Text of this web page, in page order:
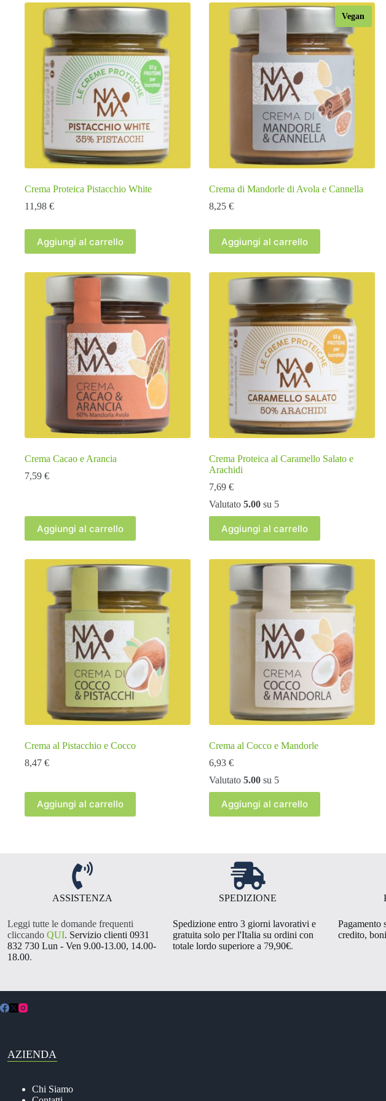
Crema Proteica Pistacchio White
11,98 €
Aggiungi al carrello
Vegan
Crema di Mandorle di Avola e Cannella
8,25 €
Aggiungi al carrello
Crema Cacao e Arancia
7,59 €
Aggiungi al carrello
Crema Proteica al Caramello Salato e
Arachidi
7,69 €
Valutato 5.00su 5
Aggiungi al carrello
Crema al Pistacchio e Cocco
8,47 €
Aggiungi al carrello
Crema al Cocco e Mandorle
6,93 €
Valutato 5.00su 5
Aggiungi al carrello
ASSISTENZA
Leggi tutte le domande frequenti
cliccando QUI. Servizio clienti 0931
832 730 Lun - Ven 9.00-13.00, 14.00-
18.00.
SPEDIZIONE
Spedizione entro 3 giorni lavorativi e
gratuita solo per l'Italia su ordini con
totale lordo superiore a 79,90€.
Pagamento
credito,
AZIENDA
Chi Siamo